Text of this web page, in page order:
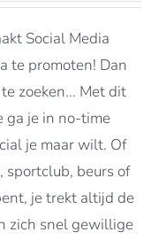
Social Media
te promoten! Dan
zoeken... Met dit
ga je in no-time
je maar wilt. Of
sportclub, beurs of
je trekt altijd de
zich snel gewillige